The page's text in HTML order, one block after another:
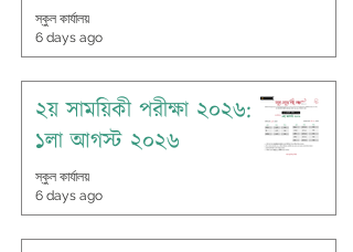
স্কুল কার্যালয়
6 days ago
২য় সাময়িকী পরীক্ষা ২০২৬:
১লা আগস্ট ২০২৬
স্কুল কার্যালয়
6 days ago